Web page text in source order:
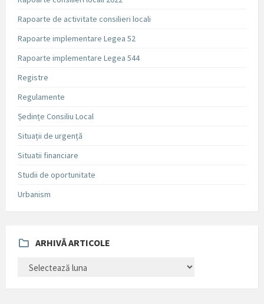
Rapoarte de activitate consilieri locali
Rapoarte implementare Legea 52
Rapoarte implementare Legea 544
Registre
Regulamente
Ședințe Consiliu Local
Situații de urgență
Situatii financiare
Studii de oportunitate
Urbanism
ARHIVĂ ARTICOLE
ARTICOLE